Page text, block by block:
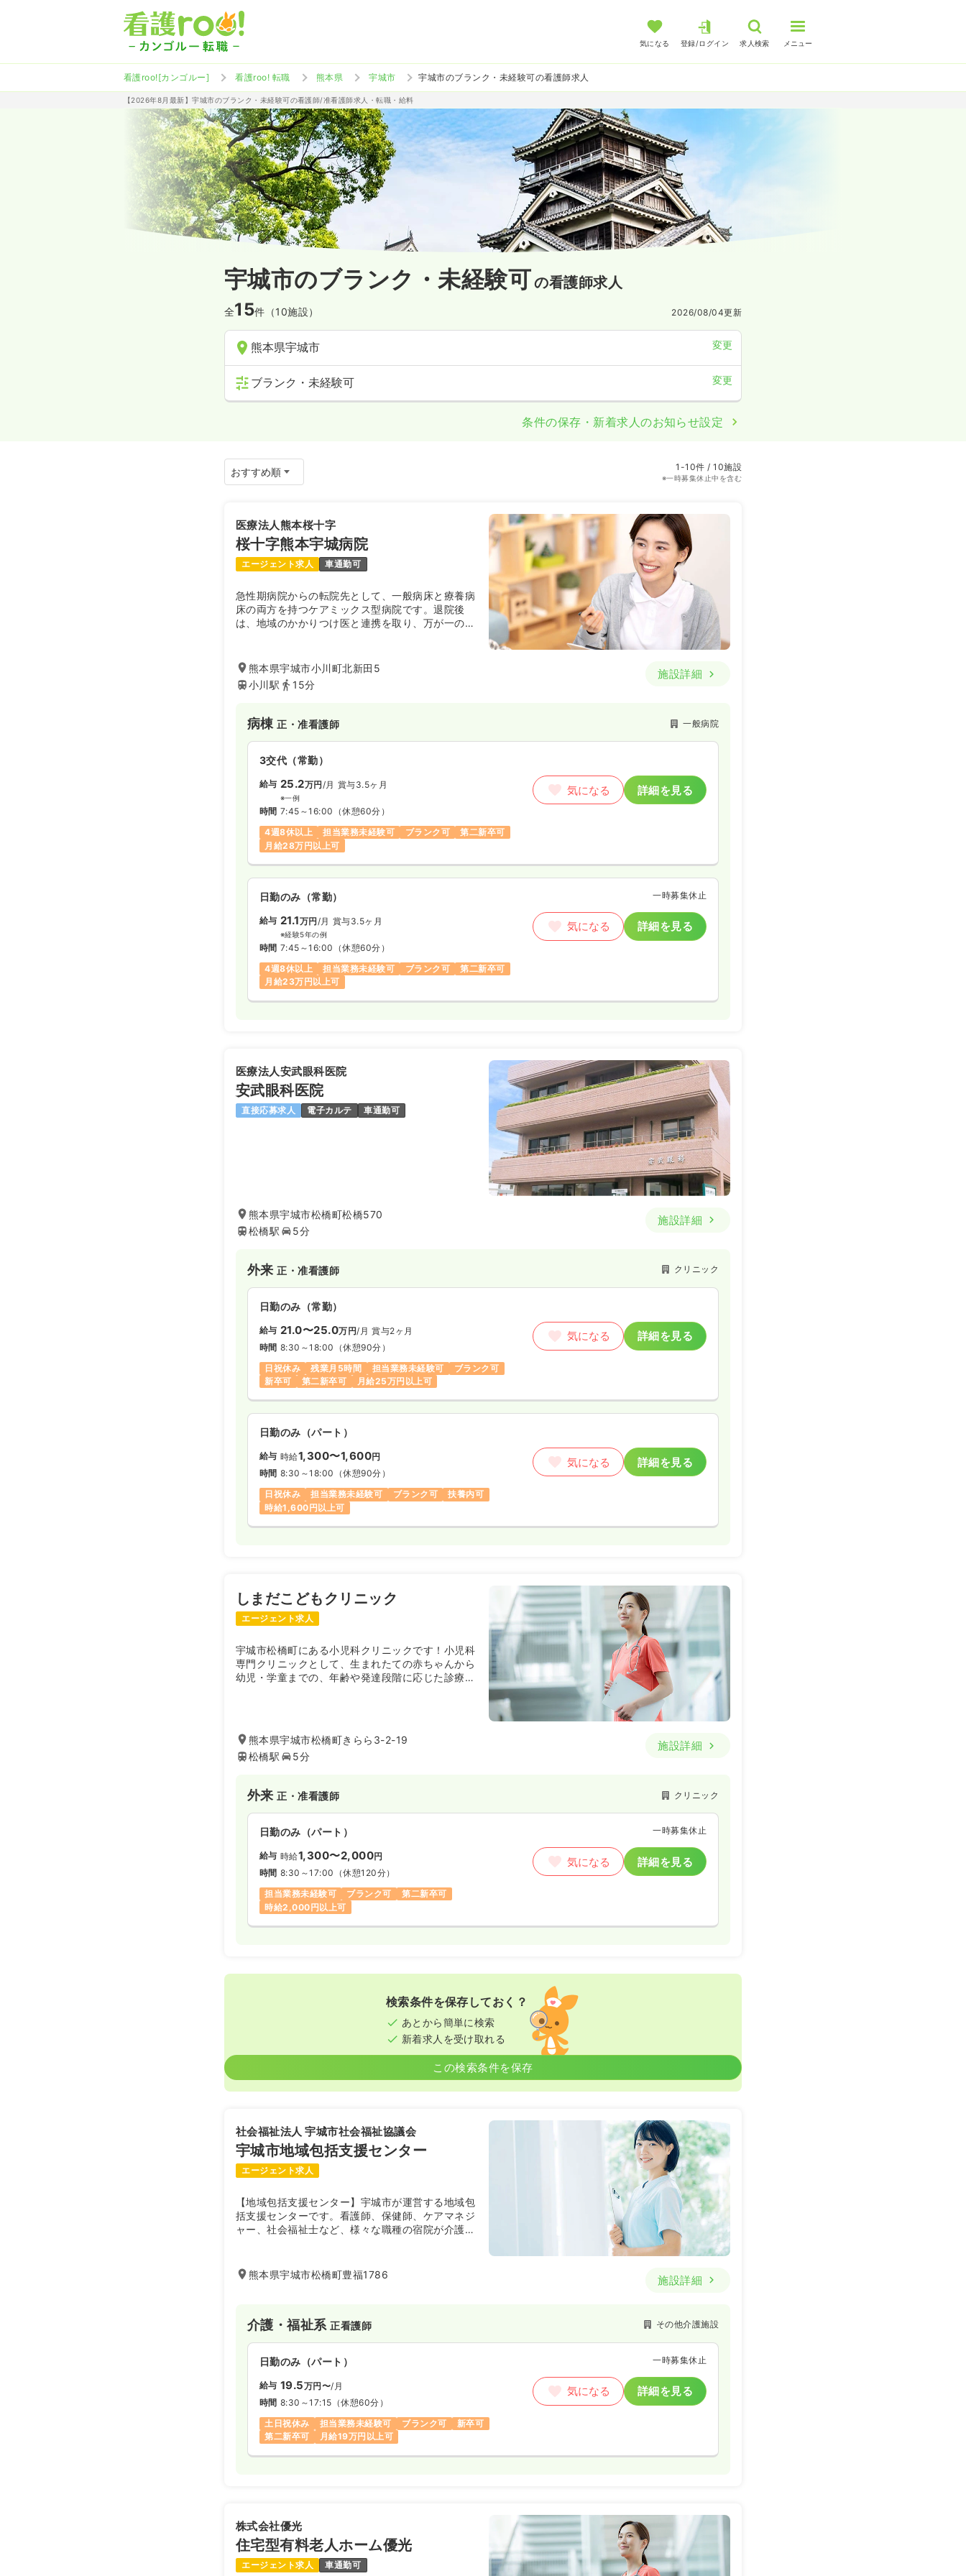
気になる 登録/ログイン 求人検索 メニュー
看護roo![カンゴルー] 看護roo! 転職 熊本県 宇城市 宇城市のブランク・未経験可の看護師求人
【2026年8月最新】宇城市のブランク・未経験可の看護師/准看護師求人・転職・給料
宇城市のブランク・未経験可の看護師求人
全15件（10施設） 2026/08/04更新
熊本県宇城市 変更
ブランク・未経験可 変更
条件の保存・新着求人のお知らせ設定
1-10件 / 10施設
※一時募集休止中を含む
医療法人熊本桜十字
桜十字熊本宇城病院
エージェント求人 車通勤可
急性期病院からの転院先として、一般病床と療養病
床の両方を持つケアミックス型病院です。退院後
は、地域のかかりつけ医と連携を取り、万が一のバ
熊本県宇城市小川町北新田5
小川駅
15分
施設詳細
病棟正・准看護師 一般病院
3交代（常勤）
給与 25.2万円/月 賞与3.5ヶ月
※一例
時間 7:45～16:00 （休憩60分）
4週8休以上
担当業務未経験可 ブランク可
第二新卒可
月給28万円以上可
気になる 詳細を見る
日勤のみ（常勤） 一時募集休止
給与 21.1万円 /月 賞与3.5ヶ月
※経験5年の例
時間 7:45～16:00 （休憩60分）
4週8休以上
担当業務未経験可 ブランク可
第二新卒可
月給23万円以上可
気になる 詳細を見る
医療法人安武眼科医院
安武眼科医院
直接応募求人 電子カルテ 車通勤可
熊本県宇城市松橋町松橋570
松橋駅
5分
施設詳細
外来正・准看護師 クリニック
日勤のみ（常勤）
給与 21.0〜25.0万円/月 賞与2ヶ月
時間 8:30～18:00 （休憩90分）
日祝休み
残業月5時間 担当業務未経験可
ブランク可
新卒可
第二新卒可 月給25万円以上可
気になる 詳細を見る
日勤のみ（パート）
給与 時給1,300〜1,600円
時間 8:30～18:00 （休憩90分）
日祝休み
担当業務未経験可 ブランク可
扶養内可
時給1,600円以上可
気になる 詳細を見る
しまだこどもクリニック
エージェント求人
宇城市松橋町にある小児科クリニックです！小児科
専門クリニックとして、生まれたての赤ちゃんから
幼児・学童までの、年齢や発達段階に応じた診療を
熊本県宇城市松橋町きらら3-2-19
松橋駅
5分
施設詳細
外来正・准看護師 クリニック
日勤のみ（パート） 一時募集休止
給与 時給1,300〜2,000円
時間 8:30～17:00 （休憩120分）
担当業務未経験可
ブランク可
第二新卒可
時給2,000円以上可
気になる 詳細を見る
検索条件を保存しておく？
あとから簡単に検索
新着求人を受け取れる
この検索条件を保存
社会福祉法人 宇城市社会福祉協議会
宇城市地域包括支援センター
エージェント求人
【地域包括支援センター】宇城市が運営する地域包
括支援センターです。看護師、保健師、ケアマネジ
ャー、社会福祉士など、様々な職種の宿院が介護予
熊本県宇城市松橋町豊福1786
施設詳細
介護・福祉系正看護師 その他介護施設
日勤のみ（パート） 一時募集休止
給与 19.5万円〜/月
時間 8:30～17:15 （休憩60分）
土日祝休み
担当業務未経験可 ブランク可
新卒可
第二新卒可
月給19万円以上可
気になる 詳細を見る
株式会社優光
住宅型有料老人ホーム優光
エージェント求人 車通勤可